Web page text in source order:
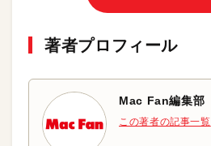
著者プロフィール
Mac Fan編集部
この著者の記事一覧